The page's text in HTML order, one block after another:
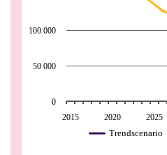
Trendscenario
2015 2020 2025
0
50 000
100 000